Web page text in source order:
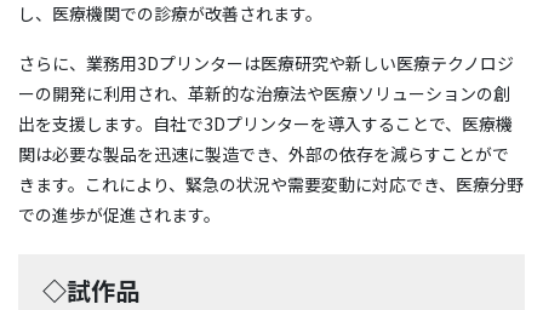
し、医療機関での診療が改善されます。
さらに、業務用3Dプリンターは医療研究や新しい医療テクノロジ
ーの開発に利用され、革新的な治療法や医療ソリューションの創
出を支援します。自社で3Dプリンターを導入することで、医療機
関は必要な製品を迅速に製造でき、外部の依存を減らすことがで
きます。これにより、緊急の状況や需要変動に対応でき、医療分野
での進歩が促進されます。
◇試作品